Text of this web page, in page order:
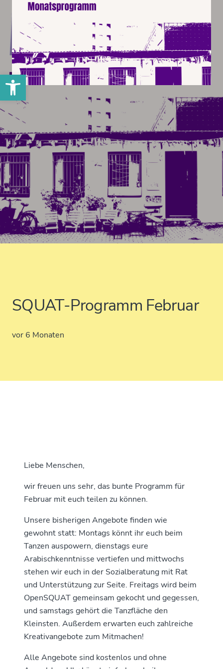
Werkzeugleiste öffnen
SQUAT-Programm Februar
vor 6 Monaten
Liebe Menschen,
wir freuen uns sehr, das bunte Programm für
Februar mit euch teilen zu können.
Unsere bisherigen Angebote finden wie
gewohnt statt: Montags könnt ihr euch beim
Tanzen auspowern, dienstags eure
Arabischkenntnisse vertiefen und mittwochs
stehen wir euch in der Sozialberatung mit Rat
und Unterstützung zur Seite. Freitags wird beim
OpenSQUAT gemeinsam gekocht und gegessen,
und samstags gehört die Tanzfläche den
Kleinsten. Außerdem erwarten euch zahlreiche
Kreativangebote zum Mitmachen!
Alle Angebote sind kostenlos und ohne